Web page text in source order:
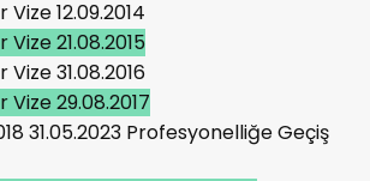
12.09.2014
21.08.2015
31.08.2016
29.08.2017
31.05.2023 Profesyonelliğe Geçiş